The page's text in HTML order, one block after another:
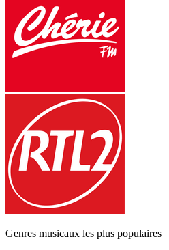
Genres musicaux les plus populaires